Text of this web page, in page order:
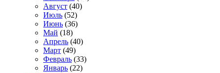
Август (40)
Июль (52)
Июнь (36)
Май (18)
Апрель (40)
Март (49)
Февраль (33)
Январь (22)